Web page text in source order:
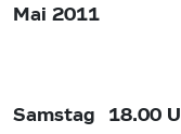
Mai 2011
Samstag 18.00